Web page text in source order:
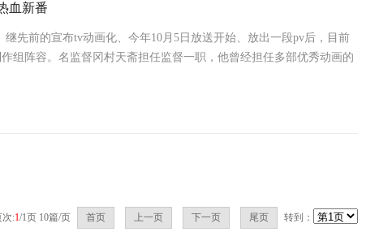
血新番
先前的宣布tv动画化、今年10月5日放送开始、放出一段pv后，目前
组阵容。名监督冈村天斋担任监督一职，他曾经担任多部优秀动画的
次:1/1页 10篇/页 首页 上一页 下一页 尾页 转到：